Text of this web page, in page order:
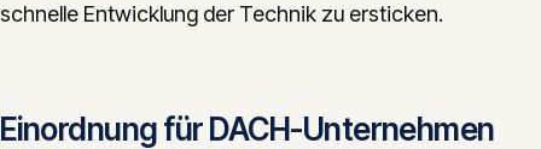
schnelle Entwicklung der Technik zu ersticken.
Einordnung für DACH-Unternehmen